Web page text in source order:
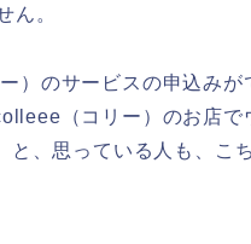
ん。
）のサービスの申込みが
（コリー）のお店で
と、思っている人も、こ